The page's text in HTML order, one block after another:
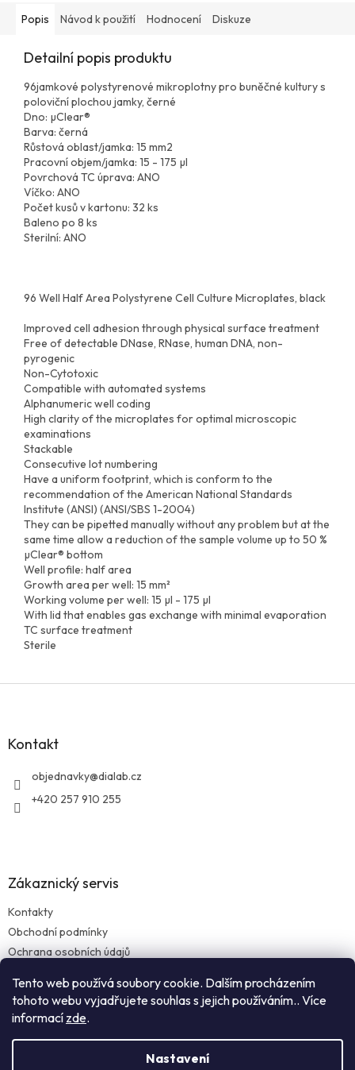
Tento web používá soubory cookie. Dalším procházením
tohoto webu vyjadřujete souhlas s jejich používáním.. Více
informací zde.
Nastavení
Popis Návod k použití Hodnocení Diskuze
Detailní popis produktu
96jamkové polystyrenové mikroplotny pro buněčné kultury s
poloviční plochou jamky, černé
Dno: µClear®
Barva: černá
Růstová oblast/jamka: 15 mm2
Pracovní objem/jamka: 15 - 175 µl
Povrchová TC úprava: ANO
Víčko: ANO
Počet kusů v kartonu: 32 ks
Baleno po 8 ks
Sterilní: ANO
96 Well Half Area Polystyrene Cell Culture Microplates, black
Improved cell adhesion through physical surface treatment
Free of detectable DNase, RNase, human DNA, non-
pyrogenic
Non-Cytotoxic
Compatible with automated systems
Alphanumeric well coding
High clarity of the microplates for optimal microscopic
examinations
Stackable
Consecutive lot numbering
Have a uniform footprint, which is conform to the
recommendation of the American National Standards
Institute (ANSI) (ANSI/SBS 1-2004)
They can be pipetted manually without any problem but at the
same time allow a reduction of the sample volume up to 50 %
µClear® bottom
Well profile: half area
Growth area per well: 15 mm²
Working volume per well: 15 µl - 175 µl
With lid that enables gas exchange with minimal evaporation
TC surface treatment
Sterile
Z
Kontakt
objednavky@dialab.cz
+420 257 910 255
Zákaznický servis
Kontakty
Obchodní podmínky
Ochrana osobních údajů
Doprava a platba
Vytvořil Shoptet